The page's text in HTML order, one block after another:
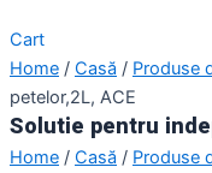
Cart
Home / Casă / Produse
petelor,2L, ACE
Solutie pentru
Home / Casă / Produse